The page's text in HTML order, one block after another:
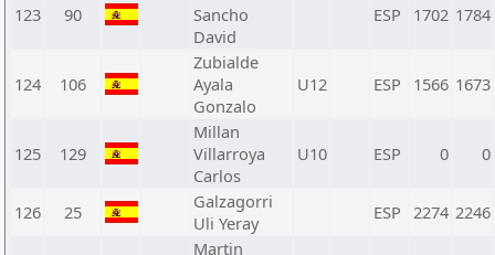
123 90
Sancho
David
ESP 1702 1784
124 106
Zubialde
Ayala
Gonzalo
U12 ESP 1566 1673
125 129
Millan
Villarroya
Carlos
U10 ESP 0 0
126 25
Galzagorri
Uli Yeray
ESP 2274 2246
Martin